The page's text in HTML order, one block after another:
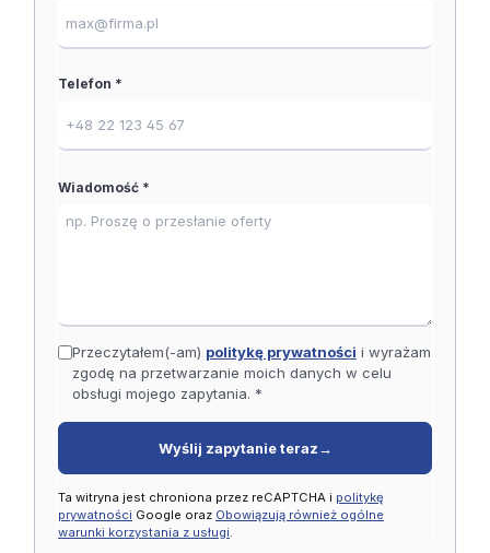
Telefon *
Wiadomość *
Przeczytałem(-am) politykę prywatności i wyrażam
zgodę na przetwarzanie moich danych w celu
obsługi mojego zapytania. *
Wyślij zapytanie teraz →
Ta witryna jest chroniona przez reCAPTCHA i politykę
prywatności Google oraz Obowiązują również ogólne
warunki korzystania z usługi.